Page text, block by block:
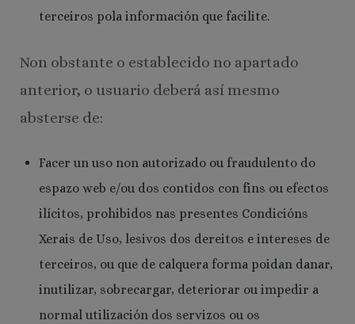
terceiros pola información que facilite.
Non obstante o establecido no apartado
anterior, o usuario deberá así mesmo
absterse de:
Facer un uso non autorizado ou fraudulento do
espazo web e/ou dos contidos con fins ou efectos
ilícitos, prohibidos nas presentes Condicións
Xerais de Uso, lesivos dos dereitos e intereses de
terceiros, ou que de calquera forma poidan danar,
inutilizar, sobrecargar, deteriorar ou impedir a
normal utilización dos servizos ou os